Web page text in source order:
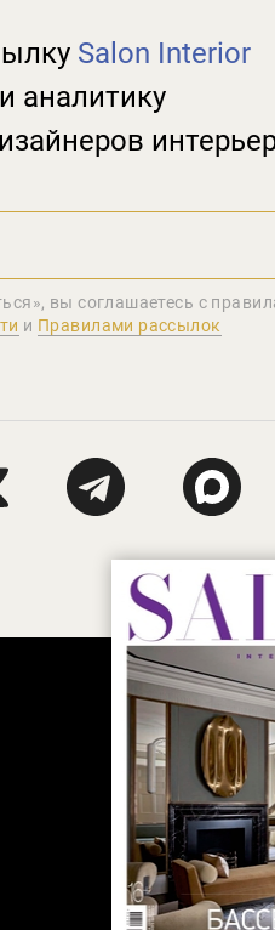
Salon Interior
аналитику
вы соглашаетеcь с
и Правилами рассылок